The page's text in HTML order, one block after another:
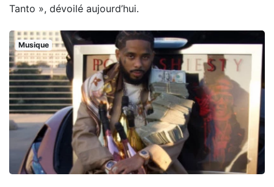
Tanto », dévoilé aujourd’hui.
Musique